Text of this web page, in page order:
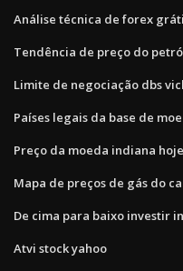
Análise técnica de forex
Tendência de preço do
Limite de negociação dbs
Países legais da base de
Preço da moeda indiana hoje
Mapa de preços de gás do
De cima para baixo investir
Atvi stock yahoo